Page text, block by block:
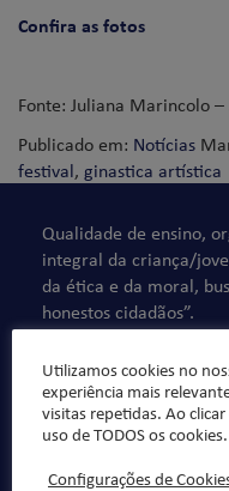
Confira as fotos
Fonte: Juliana Marincolo
Publicado em: Notícias
festival, ginastica artística
Qualidade de ensino,
integral da criança/
da ética e da moral,
honestos cidadãos”.
Utilizamos cookies no
experiência mais
visitas repetidas. Ao
uso de TODOS os cookies.
Configurações de